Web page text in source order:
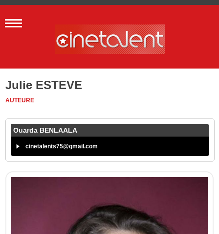
Julie ESTEVE
AUTEURE
Ouarda BENLAALA
cinetalents75@gmail.com